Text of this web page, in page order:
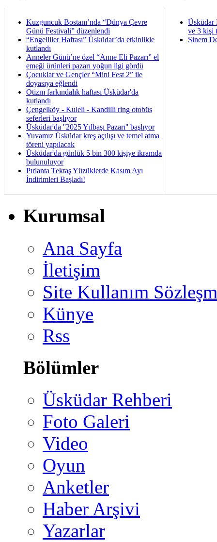
Kuzguncuk Bostanı’nda “Dünya Çevre
Günü Festivali” düzenlendi
“Engelliler Haftası” Üsküdar’da etkinlikle
kutlandı
Anneler Günü’ne özel “Anne Eli Pazarı” el
emeği ürünleri pazarı yoğun ilgi gördü
Çocuklar ve Gençler “Mini Fest 2” ile
doyasıya eğlendi
Otizm farkındalık haftası Üsküdar'da
kutlandı
Çengelköy - Kuleli - Kandilli ring otobüs
seferleri başlıyor
Üsküdar'da ''2025 Yılbaşı Pazarı'' başlıyor
Yuvamız Üsküdar kreş açılışı ve temel atma
töreni yapılacak
Üsküdar'da günlük 5 bin 300 kişiye ikramda
bulunuluyor
Pırlanta Tektaş Yüzüklerde Kasım Ayı
İndirimleri Başladı!
Üsküdar
ve 3 kişi
Sinem
Kurumsal
Ana Sayfa
İletişim
Site Kullanım
Künye
Rss
Bölümler
Üsküdar Rehberi
Foto Galeri
Video
Oyun
Anketler
Haber Arşivi
Yazarlar